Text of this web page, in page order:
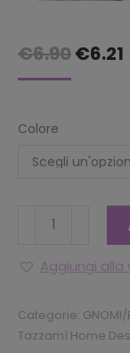
€6.90Il
€6.90.
€6.21
Colore
GNOMO
MARSHMALLOW
CM.
quantità
Aggiungi alla
Categorie: GNOMI/
Tazzamì Home